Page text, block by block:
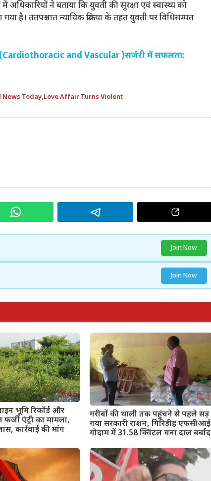
ने बताया कि युवती की सुरक्षा एवं स्वास्थ्य को
है। ततपश्चात न्यायिक प्रक्रिया के तहत युवती पर विधिसम्मत
(Cardiothoracic and Vascular )सर्जरी में सफलता:
News Today,Love Affair Turns Violent
Join Now
Join Now
भूमि रिकॉर्ड और
एंट्री का मामला,
कार्रवाई की मांग
गरीबों की थाली तक पहुंचने से पहले सड़
गया सरकारी राशन, गिरिडीह एफसीआई
गोदाम में 31.58 क्विंटल चना दाल बर्बाद